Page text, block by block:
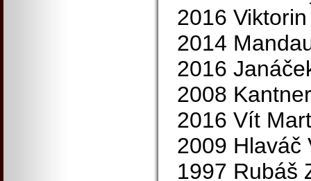
2016
2014
2016
2008
2016 Vít
2009 Hlaváč
1997 Rubáš